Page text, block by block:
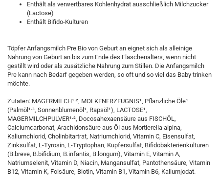
Enthält als verwertbares Kohlenhydrat ausschließlich Milchzucker
(Lactose)
Enthält Bifido-Kulturen
Töpfer Anfangsmilch Pre Bio von Geburt an eignet sich als alleinige
Nahrung von Geburt an bis zum Ende des Flaschenalters, wenn nicht
gestillt wird oder als zusätzliche Nahrung zum Stillen. Die Anfangsmilch
Pre kann nach Bedarf gegeben werden, so oft und so viel das Baby trinken
möchte.
Zutaten: MAGERMILCH¹·², MOLKENERZEUGNIS¹, Pflanzliche Öle¹
(Palmöl¹·³, Sonnenblumenöl¹, Rapsöl¹), LACTOSE¹,
MAGERMILCHPULVER¹·², Docosahexaensäure aus FISCHÖL,
Calciumcarbonat, Arachidonsäure aus Öl aus Mortierella alpina,
Kaliumchlorid, Cholinbitartrat, Natriumchlorid, Vitamin C, Eisensulfat,
Zinksulfat, L-Tyrosin, L-Tryptophan, Kupfersulfat, Bifidobakterienkulturen
(B.breve, B.bifidium, B.infantis, B.longum), Vitamin E, Vitamin A,
Natriumselenit, Vitamin D, Niacin, Mangansulfat, Pantothensäure, Vitamin
B12, Vitamin K, Folsäure, Biotin, Vitamin B1, Vitamin B6, Kaliumjodat.